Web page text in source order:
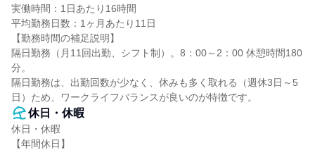
実働時間：1日あたり16時間
平均勤務日数：1ヶ月あたり11日
【勤務時間の補足説明】
隔日勤務（月11回出勤、シフト制）。8：00～2：00 休憩時間180
分。
隔日勤務は、出勤回数が少なく、休みも多く取れる（週休3日～5
日）ため、ワークライフバランスが良いのが特徴です。
休日・休暇
休日・休暇
【年間休日】